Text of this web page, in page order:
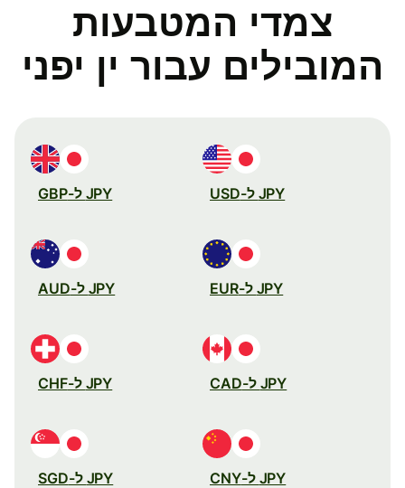
צמדי המטבעות
המובילים עבור ין יפני
JPY ל-USD JPY ל-GBP
JPY ל-EUR JPY ל-AUD
JPY ל-CAD JPY ל-CHF
JPY ל-CNY JPY ל-SGD